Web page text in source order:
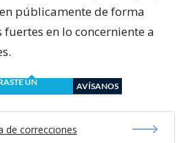
públicamente de forma
en lo concerniente a
UN
AVÍSANOS
de correcciones